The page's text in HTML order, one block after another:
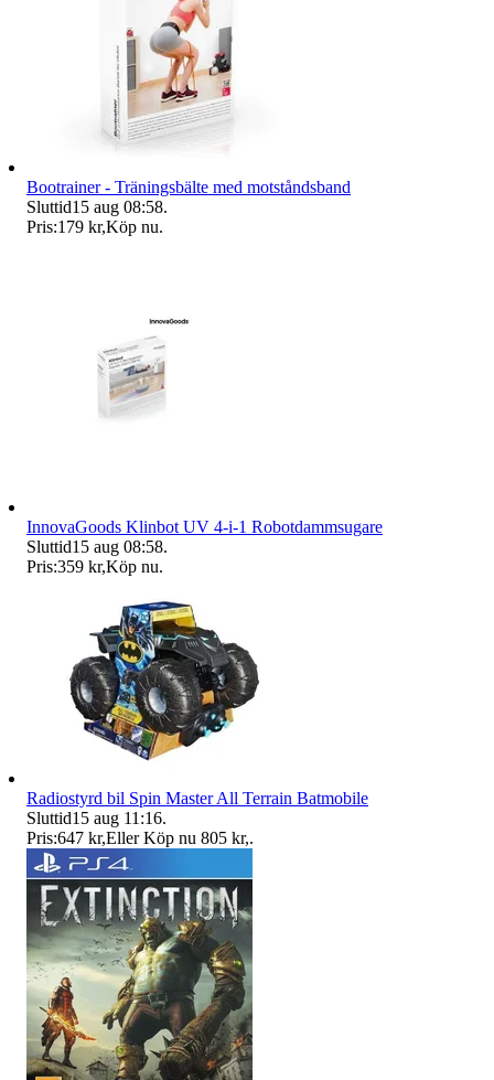
Bootrainer - Träningsbälte med motståndsband
Sluttid15 aug 08:58.
Pris:179 kr,Köp nu.
InnovaGoods Klinbot UV 4-i-1 Robotdammsugare
Sluttid15 aug 08:58.
Pris:359 kr,Köp nu.
Radiostyrd bil Spin Master All Terrain Batmobile
Sluttid15 aug 11:16.
Pris:647 kr,Eller Köp nu 805 kr,.